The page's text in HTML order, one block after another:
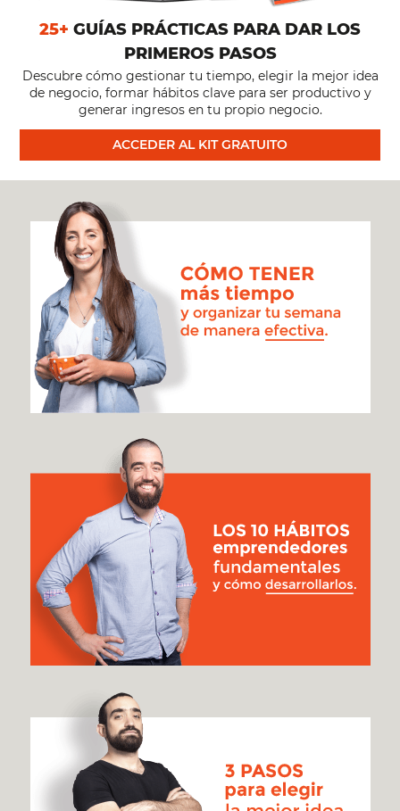
NI
DISEÑADOR:
ENTREVISTA
ZÁRATE
DE
HUMAHUÁ
[#250]
25+ GUÍAS PRÁCTICAS PARA DAR LOS
PRIMEROS PASOS
Descubre cómo gestionar tu tiempo, elegir la mejor idea
de negocio, formar hábitos clave para ser productivo y
generar ingresos en tu propio negocio.
ACCEDER AL KIT GRATUITO